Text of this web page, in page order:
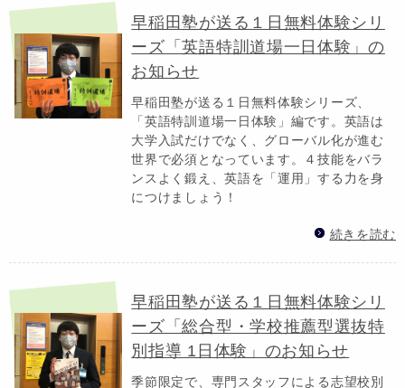
早稲田塾が送る１日無料体験シリ
ーズ「英語特訓道場一日体験」の
お知らせ
早稲田塾が送る１日無料体験シリーズ、
「英語特訓道場一日体験」編です。英語は
大学入試だけでなく、グローバル化が進む
世界で必須となっています。４技能をバラ
ンスよく鍛え、英語を「運用」する力を身
につけましょう！
続きを読む
早稲田塾が送る１日無料体験シリ
ーズ「総合型・学校推薦型選抜特
別指導 1日体験」のお知らせ
季節限定で、専門スタッフによる志望校別